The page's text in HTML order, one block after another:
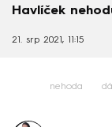
Havlíček
21. srp 2021, 11:15
nehoda